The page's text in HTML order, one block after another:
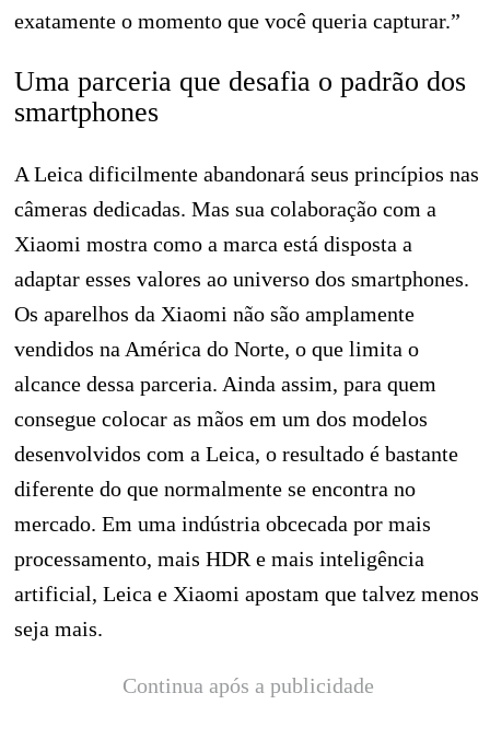
exatamente o momento que você queria capturar.”
Uma parceria que desafia o padrão dos
smartphones
A Leica dificilmente abandonará seus princípios nas
câmeras dedicadas. Mas sua colaboração com a
Xiaomi mostra como a marca está disposta a
adaptar esses valores ao universo dos smartphones.
Os aparelhos da Xiaomi não são amplamente
vendidos na América do Norte, o que limita o
alcance dessa parceria. Ainda assim, para quem
consegue colocar as mãos em um dos modelos
desenvolvidos com a Leica, o resultado é bastante
diferente do que normalmente se encontra no
mercado. Em uma indústria obcecada por mais
processamento, mais HDR e mais inteligência
artificial, Leica e Xiaomi apostam que talvez menos
seja mais.
Continua após a publicidade